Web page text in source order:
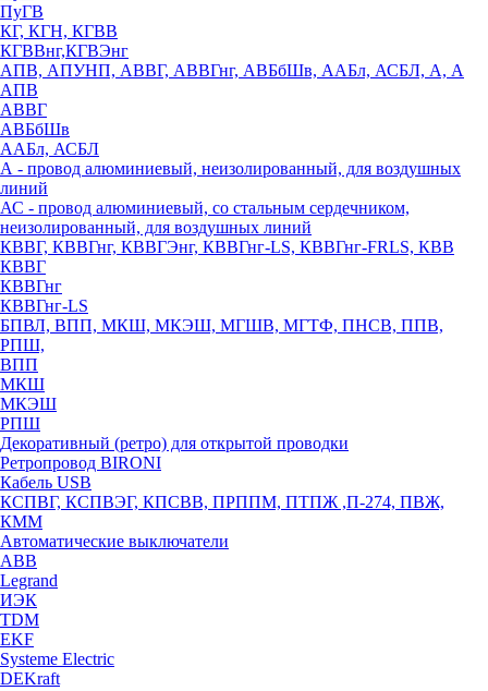
ПуГВ
КГ, КГН, КГВВ
КГВВнг,КГВЭнг
АПВ, АПУНП, АВВГ, АВВГнг, АВБбШв, ААБл, АСБЛ, А, А
АПВ
АВВГ
АВБбШв
ААБл, АСБЛ
А - провод алюминиевый, неизолированный, для воздушных
линий
АС - провод алюминиевый, со стальным сердечником,
неизолированный, для воздушных линий
КВВГ, КВВГнг, КВВГЭнг, КВВГнг-LS, КВВГнг-FRLS, КВВ
КВВГ
КВВГнг
КВВГнг-LS
БПВЛ, ВПП, МКШ, МКЭШ, МГШВ, МГТФ, ПНСВ, ППВ,
РПШ,
ВПП
МКШ
МКЭШ
РПШ
Декоративный (ретро) для открытой проводки
Ретропровод BIRONI
Кабель USB
КСПВГ, КСПВЭГ, КПСВВ, ПРППМ, ПТПЖ ,П-274, ПВЖ,
КММ
Автоматические выключатели
ABB
Legrand
ИЭК
TDM
EKF
Systeme Electric
DEKraft